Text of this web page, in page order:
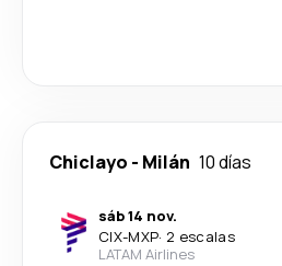
Chiclayo - Milán 10 días
sáb 14 nov.
CIX-MXP· 2 escalas
LATAM Airlines